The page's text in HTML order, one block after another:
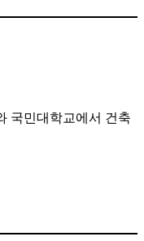
국민대학교에서 건축